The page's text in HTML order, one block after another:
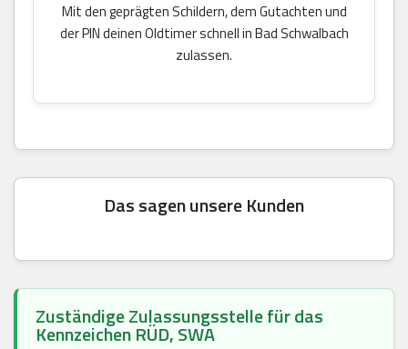
Mit den geprägten Schildern, dem Gutachten und
der PIN deinen Oldtimer schnell in Bad Schwalbach
zulassen.
Das sagen unsere Kunden
Zuständige Zulassungsstelle für das
Kennzeichen RÜD, SWA